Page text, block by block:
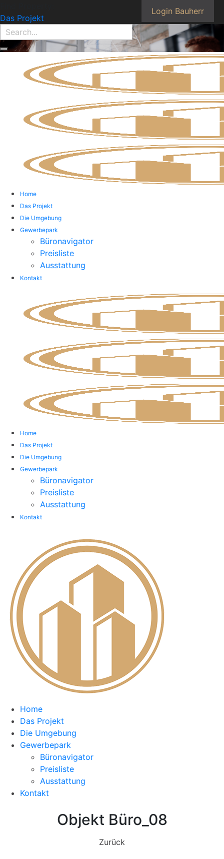
Das Projekt
Home
Das Projekt
Die Umgebung
Gewerbepark
Büronavigator
Preisliste
Ausstattung
Kontakt
Login Bauherr
Home
Das Projekt
Die Umgebung
Gewerbepark
Büronavigator
Preisliste
Ausstattung
Kontakt
Home
Das Projekt
Die Umgebung
Gewerbepark
Büronavigator
Preisliste
Ausstattung
Kontakt
Objekt Büro_08
Zurück